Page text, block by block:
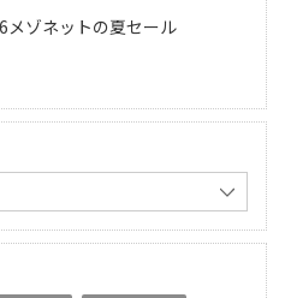
メゾネットの夏セール